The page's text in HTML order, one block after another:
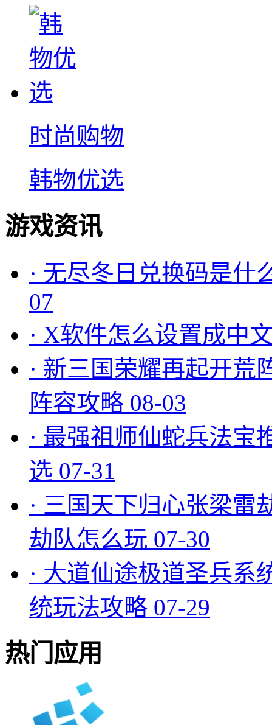
时尚购物
韩物优选
游戏资讯
· 无尽冬日兑换码是什
07
· X软件怎么设置成中
· 新三国荣耀再起开荒
阵容攻略 08-03
· 最强祖师仙蛇兵法宝
选 07-31
· 三国天下归心张梁雷
劫队怎么玩 07-30
· 大道仙途极道圣兵系
统玩法攻略 07-29
热门应用